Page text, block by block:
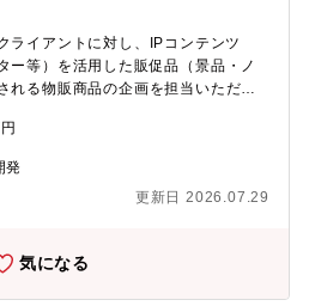
にとどまらないバイヤー経験を積む
ドの食材調達に携われる「松屋」
」など複数業態の食材調達を担当す
を積むことができます。■安定した経
として安定した経営基盤を有してお
ライアントに対し、IPコンテンツ
ー等）を活用した販促品（景品・ノ
れる物販商品の企画を担当いただき
集客）と物販（売上）の両面を見据
物販）」のトータルプロデュースに
設計から制作進行、納品までを一気
がら商品や企画を形にしていくポジ
用した販促品・物販商品の企画を中
発
更新日 2026.07.29
気になる